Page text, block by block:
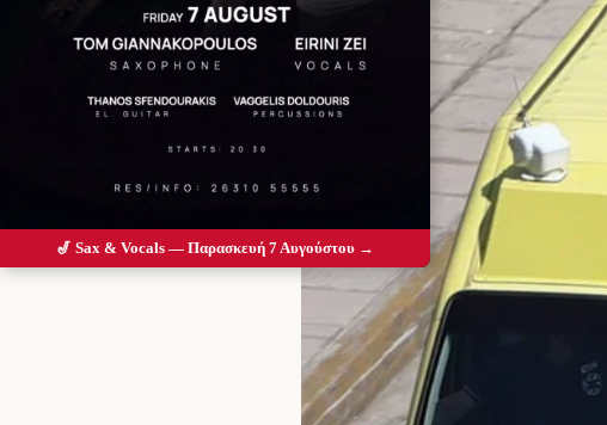
🎷 Sax & Vocals — Παρασκευή 7 Αυγούστου →